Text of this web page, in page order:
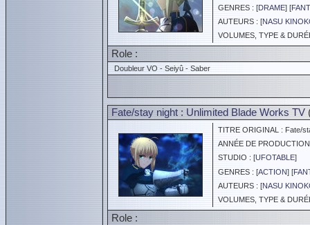
GENRES : [DRAME] [
AUTEURS : [NASU
VOLUMES, TYPE &
Role :
Doubleur VO - Seiyû - Saber
Fate/stay night : Unlimited Blade Works TV
TITRE ORIGINAL : Fate/
ANNÉE DE
STUDIO : [UFOTABLE]
GENRES : [ACTION] [
AUTEURS : [NASU
VOLUMES, TYPE &
Role :